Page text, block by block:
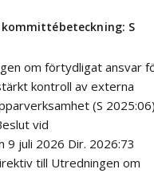
S
om förtydligat ansvar
kontroll av externa
(S
vid
9 juli 2026 Dir. 2026:73
till Utredningen om